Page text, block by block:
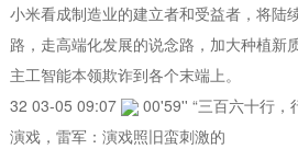
小米看成制造业的建立者和受益者，将陆
路，走高端化发展的说念路，加大种植新
主工智能本领欺诈到各个末端上。
32 03-05 09:07
00'59'' “三百六十行，
演戏，雷军：演戏照旧蛮刺激的